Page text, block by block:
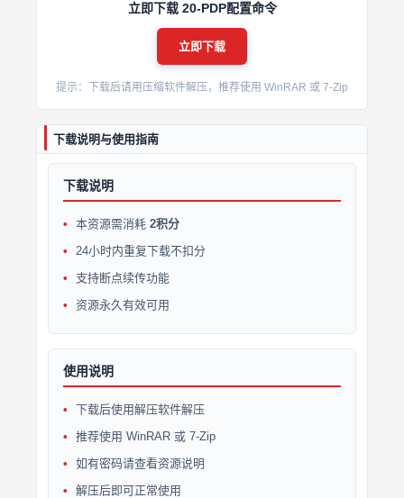
立即下载 20-PDP配置命令
立即下载
提示：下载后请用压缩软件解压，推荐使用 WinRAR 或 7-Zip
下载说明与使用指南
下载说明
本资源需消耗 2积分
24小时内重复下载不扣分
支持断点续传功能
资源永久有效可用
使用说明
下载后使用解压软件解压
推荐使用 WinRAR 或 7-Zip
如有密码请查看资源说明
解压后即可正常使用